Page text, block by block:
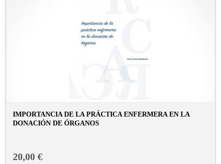
IMPORTANCIA DE LA PRÁCTICA ENFERMERA EN LA
DONACIÓN DE ÓRGANOS
20,00 €